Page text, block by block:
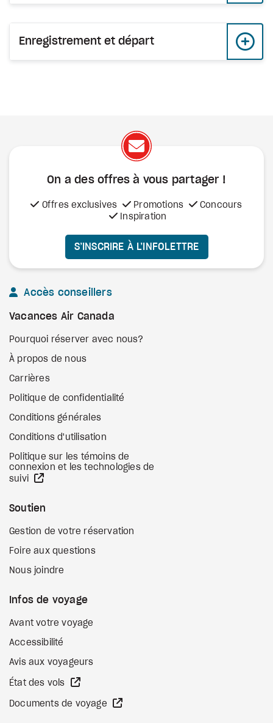
Enregistrement et départ
On a des offres à vous partager !
Offres exclusives Promotions
Concours
Inspiration
S’INSCRIRE À L’INFOLETTRE
Accès conseillers
Vacances Air Canada
Pourquoi réserver avec nous?
À propos de nous
Carrières
Politique de confidentialité
Conditions générales
Conditions d'utilisation
Politique sur les témoins de
connexion et les technologies de
suivi
Soutien
Gestion de votre réservation
Foire aux questions
Nous joindre
Infos de voyage
Avant votre voyage
Accessibilité
Avis aux voyageurs
État des vols
Documents de voyage